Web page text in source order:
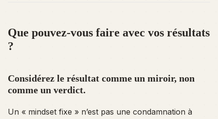
Que pouvez-vous faire avec vos résultats
?
Considérez le résultat comme un miroir, non
comme un verdict.
Un « mindset fixe » n’est pas une condamnation à